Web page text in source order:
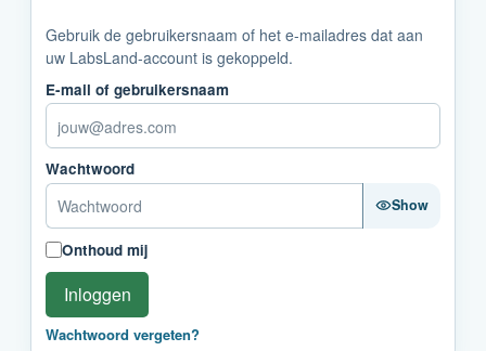
Gebruik de gebruikersnaam of het e-mailadres dat aan
uw LabsLand-account is gekoppeld.
E-mail of gebruikersnaam
Wachtwoord
Show
Onthoud mij
Inloggen
Wachtwoord vergeten?